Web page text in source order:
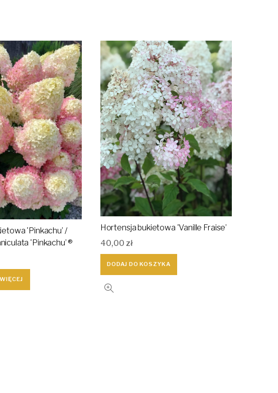
'Pinkachu’ /
'Pinkachu’ ®
Hortensja bukietowa 'Vanille Fraise’
40,00 zł
DODAJ DO KOSZYKA